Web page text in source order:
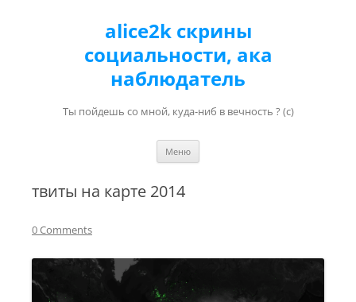
alice2k скрины
социальности, ака
наблюдатель
Ты пойдешь со мной, куда-ниб в вечность ? (с)
Меню
твиты на карте 2014
0 Comments